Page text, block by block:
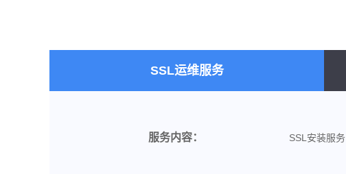
SSL运维服务
服务内容： SSL安装服务